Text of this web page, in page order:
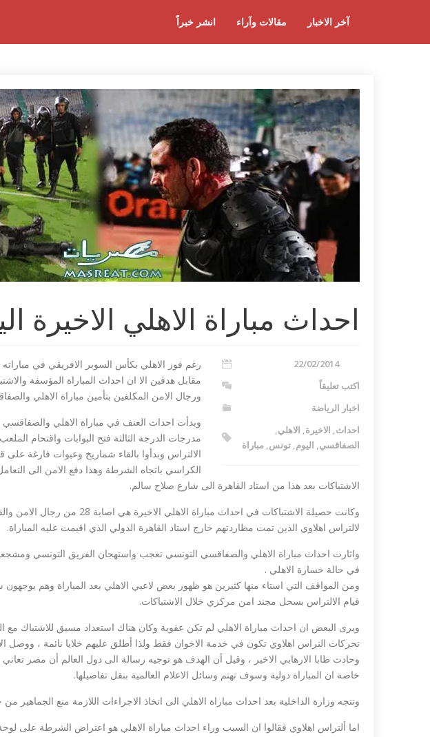
انشر خبراً مقالات وآراء آخر الاخبار
احداث مباراة الاهلي الاخيرة
22/02/2014
اكتب تعليقاً
اخبار الرياضة
احداث, الاخيرة, الاهلي,
الصفاقسي, اليوم, تونس, مباراة
رغم فوز الاهلي بكأس السوبر الافريقي في
مقابل هدفين الا ان احداث المباراة المؤسفة
ورجال الامن المكلفين بتأمين مباراة الاهلي
وبدأت احداث العنف في مباراة الاهلي والصفاقسي
مدرجات الدرجة الثالثة فتح البوابات واقتحام
الالتراس وبدأوا بالقاء شماريخ وعبوات فارغة
الكراسي باتجاه الشرطة وهذا دفع الامن الى
الاشتباكات بعد هذا من استاد القاهرة الى شارع صلاح سالم.
وكانت حصيلة الاشتباكات في احداث
لالتراس اهلاوي الذين تمت مطاردتهم خارج استاد القاهرة الدولي الذي اقيمت عليه المباراة.
واثارت احداث مباراة الاهلي والصفاقسي التونسي تعجب واستهجان الفريق التونسي
في حالة خسارة الاهلي .
ومن المواقف التي استاء منها كثيرين هو ظهور بعض لاعبي الاهلي بعد المباراة وهم يوجهون
قيام الالتراس بسحل مجند امن مركزي خلال الاشتباكات.
ويرى البعض ان احداث مباراة الاهلي لم تكن عفوية وكان هناك استعداد مسبق للاشتباك
تحركات التراس اهلاوي تكون في خدمة الاخوان فقط ولذا أطلق عليهم خلايا نائمة ، ووصل
وحادث طابا الارهابي الاخير ، وقيل أن الهدف هو توجيه رسالة الى دول العالم أن مصر
خاصة ان المباراة دولية وسوف تهتم وسائل الاعلام العالمية بنقل تفاصيلها.
وتتجه وزارة الداخلية بعد احداث مباراة الاهلي الى اتخاذ الاجراءات اللازمة منع الجماهير
اما ألتراس اهلاوي فقالوا ان السبب وراء احداث مباراة الاهلي هو اعتراض الشرطة على لوحة
داعش ليبيا تعلن اعدام 21 مسيحي
مصري في طرابلس...